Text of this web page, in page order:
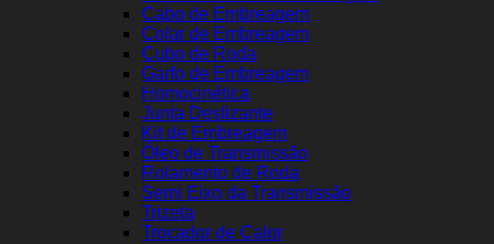
Cabo de Embreagem
Colar de Embreagem
Cubo de Roda
Garfo de Embreagem
Homocinética
Junta Deslizante
Kit de Embreagem
Óleo de Transmissão
Rolamento de Roda
Semi Eixo da Transmissão
Trizeta
Trocador de Calor